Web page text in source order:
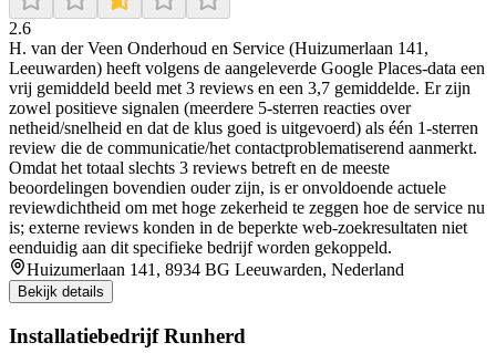
2.6
H. van der Veen Onderhoud en Service (Huizumerlaan 141,
Leeuwarden) heeft volgens de aangeleverde Google Places-data een
vrij gemiddeld beeld met 3 reviews en een 3,7 gemiddelde. Er zijn
zowel positieve signalen (meerdere 5-sterren reacties over
netheid/snelheid en dat de klus goed is uitgevoerd) als één 1-sterren
review die de communicatie/het contactproblematiserend aanmerkt.
Omdat het totaal slechts 3 reviews betreft en de meeste
beoordelingen bovendien ouder zijn, is er onvoldoende actuele
reviewdichtheid om met hoge zekerheid te zeggen hoe de service nu
is; externe reviews konden in de beperkte web-zoekresultaten niet
eenduidig aan dit specifieke bedrijf worden gekoppeld.
Huizumerlaan 141, 8934 BG Leeuwarden, Nederland
Bekijk details
Installatiebedrijf Runherd